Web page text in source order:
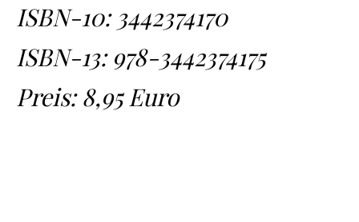
ISBN-10: 3442374170
ISBN-13: 978-3442374175
Preis: 8,95 Euro